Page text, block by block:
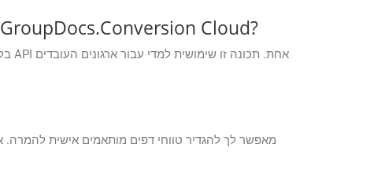
האם אוכל להפוך המרות VSX ל-ODP בכמות גדולה באמצעות ממשקי API של GroupDocs.Conversion Cloud?